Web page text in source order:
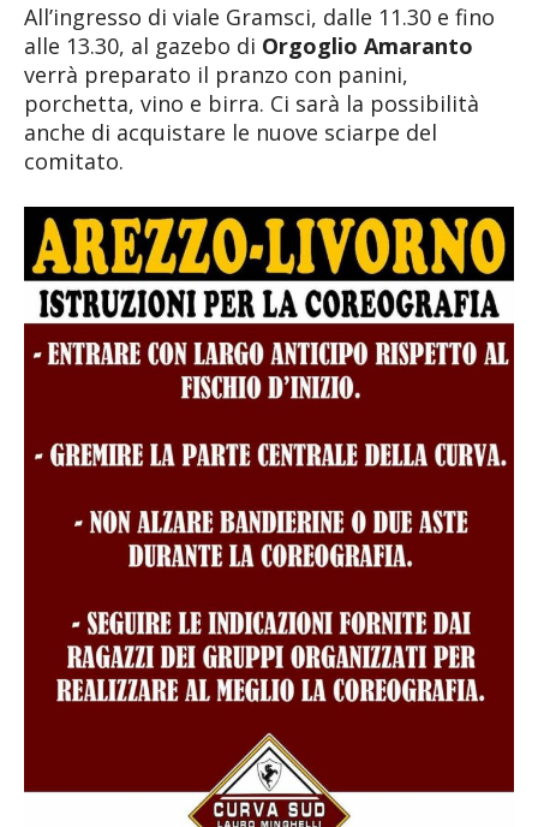
All’ingresso di viale Gramsci, dalle 11.30 e fino
alle 13.30, al gazebo di Orgoglio Amaranto
verrà preparato il pranzo con panini,
porchetta, vino e birra. Ci sarà la possibilità
anche di acquistare le nuove sciarpe del
comitato.